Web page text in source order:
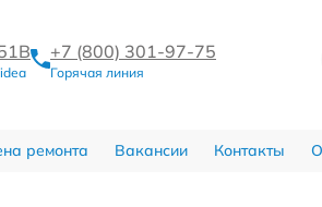
+7 (800) 301-97-75
Горячая линия
ремонта Вакансии Контакты